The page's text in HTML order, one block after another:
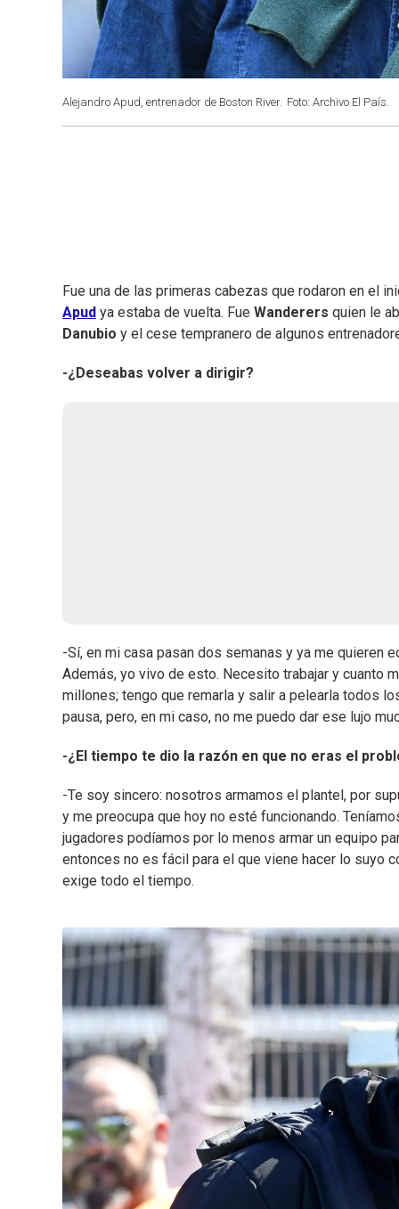
Alejandro Apud, entrenador de Boston River. Foto: Archivo El País.
Fue una de las primeras cabezas que rodaron en el
Apud ya estaba de vuelta. Fue Wanderers quien le
Danubio y el cese tempranero de algunos
-¿Deseabas volver a dirigir?
-Sí, en mi casa pasan dos semanas y ya me quieren
Además, yo vivo de esto. Necesito trabajar y cuanto
millones; tengo que remarla y salir a pelearla todos
pausa, pero, en mi caso, no me puedo dar ese lujo
-¿El tiempo te dio la razón en que no eras el
-Te soy sincero: nosotros armamos el plantel, por
y me preocupa que hoy no esté funcionando.
jugadores podíamos por lo menos armar un equipo
entonces no es fácil para el que viene hacer lo suyo
exige todo el tiempo.